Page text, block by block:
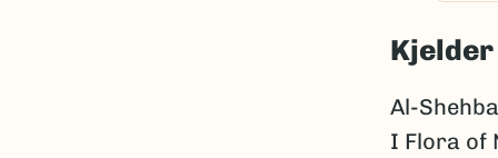
Kjelder
Al-
I Flora of